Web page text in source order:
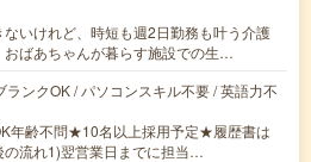
ないけれど、時短も週2日勤務も叶う介護
おばあちゃんが暮らす施設での生…
ランクOK / パソコンスキル不要 / 英語力不
年齢不問★10名以上採用予定★履歴書は
流れ1)翌営業日までに担当…